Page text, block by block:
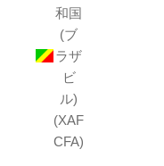
和国
(ブ
ラザ
ビ
ル)
(XAF
CFA)